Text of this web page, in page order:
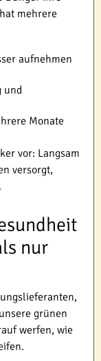
mehrere
aufnehmen
und
Monate
vor: Langsam
versorgt,
nur
grünen
werfen, wie